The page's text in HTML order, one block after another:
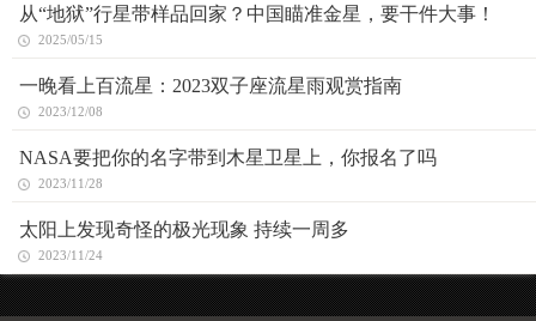
从“地狱”行星带样品回家？中国瞄准金星，要干件大事！
2025/05/15
一晚看上百流星：2023双子座流星雨观赏指南
2023/12/08
NASA要把你的名字带到木星卫星上，你报名了吗
2023/11/28
太阳上发现奇怪的极光现象 持续一周多
2023/11/24